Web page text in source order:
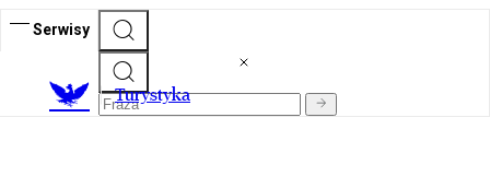
Serwisy
Turystyka